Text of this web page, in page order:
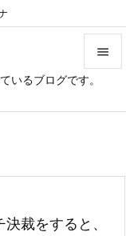
いるブログです。

裁をすると、